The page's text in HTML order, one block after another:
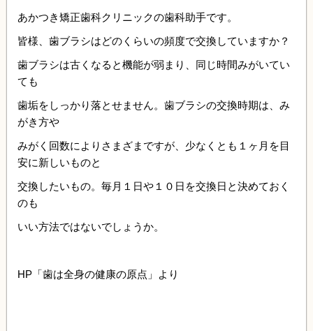
あかつき矯正歯科クリニックの歯科助手です。
皆様、歯ブラシはどのくらいの頻度で交換していますか？
歯ブラシは古くなると機能が弱まり、同じ時間みがいてい
ても
歯垢をしっかり落とせません。歯ブラシの交換時期は、み
がき方や
みがく回数によりさまざまですが、少なくとも１ヶ月を目
安に新しいものと
交換したいもの。毎月１日や１０日を交換日と決めておく
のも
いい方法ではないでしょうか。
HP「歯は全身の健康の原点」より